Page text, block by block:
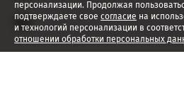
персонализации. Продолжая
подтверждаете свое согласие на
и технологий персонализации в
отношении обработки персональных